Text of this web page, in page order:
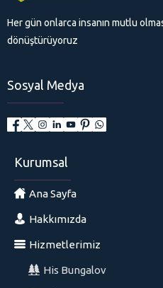
Her gün onlarca insanın mutlu
dönüştürüyoruz
Sosyal Medya
Kurumsal
Ana Sayfa
Hakkımızda
Hizmetlerimiz
His Bungalov